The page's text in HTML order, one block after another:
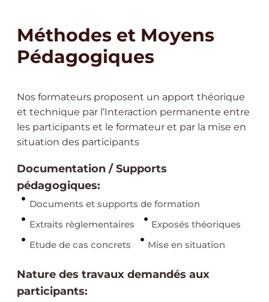
Méthodes et Moyens
Pédagogiques
Nos formateurs proposent un apport théorique
et technique par l’Interaction permanente entre
les participants et le formateur et par la mise en
situation des participants
Documentation / Supports
pédagogiques:
Documents et supports de formation
Extraits règlementaires
Exposés théoriques
Etude de cas concrets
Mise en situation
Nature des travaux demandés aux
participants: